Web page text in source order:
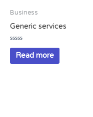
Business
Generic services
Rated
out
of
Read more